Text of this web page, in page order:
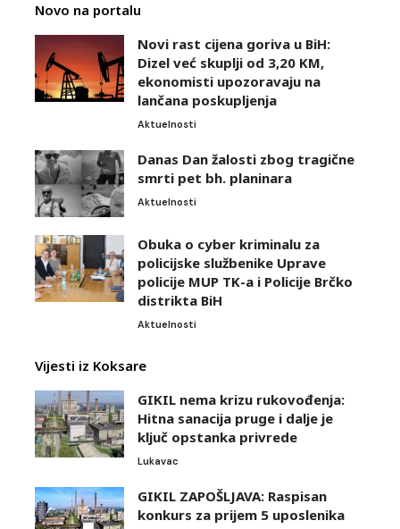
Novo na portalu
Novi rast cijena goriva u BiH:
Dizel već skuplji od 3,20 KM,
ekonomisti upozoravaju na
lančana poskupljenja
Aktuelnosti
Danas Dan žalosti zbog tragične
smrti pet bh. planinara
Aktuelnosti
Obuka o cyber kriminalu za
policijske službenike Uprave
policije MUP TK-a i Policije Brčko
distrikta BiH
Aktuelnosti
Vijesti iz Koksare
GIKIL nema krizu rukovođenja:
Hitna sanacija pruge i dalje je
ključ opstanka privrede
Lukavac
GIKIL ZAPOŠLJAVA: Raspisan
konkurs za prijem 5 uposlenika